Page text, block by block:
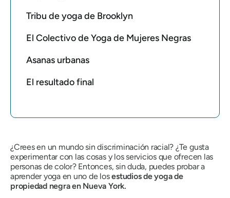
Tribu de yoga de Brooklyn
El Colectivo de Yoga de Mujeres Negras
Asanas urbanas
El resultado final
¿Crees en un mundo sin discriminación racial? ¿Te gusta
experimentar con las cosas y los servicios que ofrecen las
personas de color? Entonces, sin duda, puedes probar a
aprender yoga en uno de losestudios de yoga de
propiedad negra en Nueva York.